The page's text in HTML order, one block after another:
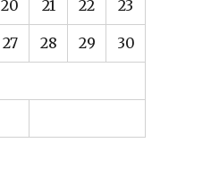
20 21 22 23
27 28 29 30